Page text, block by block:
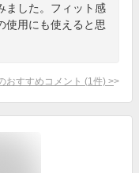
ました。フィット感
使用にも使えると思
おすすめコメント (1 件) >